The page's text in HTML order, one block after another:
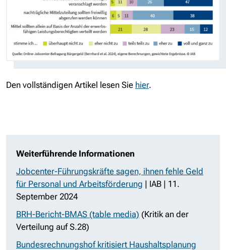
Den vollständigen Artikel lesen Sie hier.
Weiterführende Informationen
Jobcenter-Führungskräfte sagen, ihnen fehle Geld
für Personal und Arbeitsförderung | IAB | 11.
September 2024
BRH-Bericht-BMAS (table media) (Kritik an der
Verteilung auf S.28)
Bundesrechnungshof kritisiert Haushaltsplanung